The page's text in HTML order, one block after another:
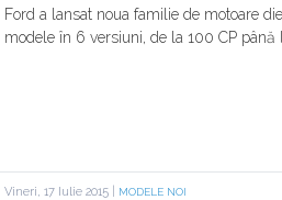
Ford a lansat noua familie de motoare
modele în 6 versiuni, de la 100 CP până
Vineri, 17 Iulie 2015 | MODELE NOI